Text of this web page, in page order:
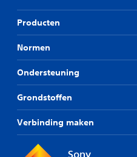
Producten
Normen
Ondersteuning
Grondstoffen
Verbinding maken